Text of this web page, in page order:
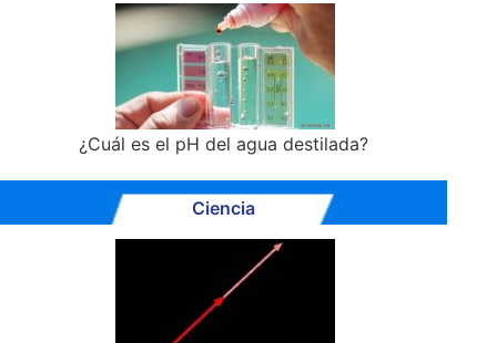
¿Cuál es el pH del agua destilada?
Ciencia